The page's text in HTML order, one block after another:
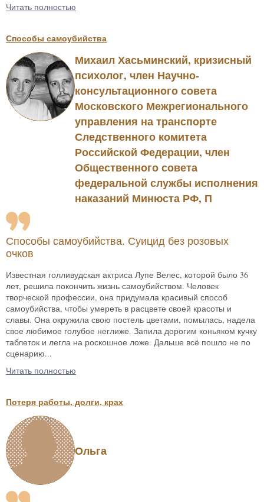
Читать полностью
Способы самоубийства
Михаил Хасьминский, кризисный
психолог, член Научно-
консультационного совета
Московского Межрегионального
управления на транспорте
Следственного комитета
Российской Федерации, член
Общественного совета
федеральной службы исполнения
наказаний Минюста РФ, П
Способы самоубийства. Суицид без розовых
очков
Известная голливудская актриса Лупе Велес, которой было 36
лет, решила покончить жизнь самоубийством. Человек
творческой профессии, она придумала красивый способ
самоубийства, чтобы умереть в расцвете своей красоты и
славы. Она окружила свою постель цветами, помылась, надела
свое любимое голубое неглиже. Запила дорогим коньяком кучку
таблеток и легла на роскошное ложе. Дальше всё пошло не по
сценарию...
Читать полностью
Потеря работы, долги, крах
Ольга